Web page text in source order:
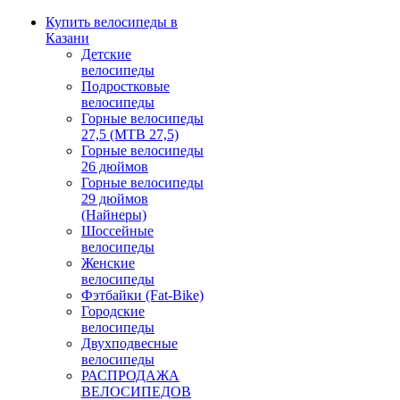
Купить велосипеды в
Казани
Детские
велосипеды
Подростковые
велосипеды
Горные велосипеды
27,5 (MTB 27,5)
Горные велосипеды
26 дюймов
Горные велосипеды
29 дюймов
(Найнеры)
Шоссейные
велосипеды
Женские
велосипеды
Фэтбайки (Fat-Bike)
Городские
велосипеды
Двухподвесные
велосипеды
РАСПРОДАЖА
ВЕЛОСИПЕДОВ